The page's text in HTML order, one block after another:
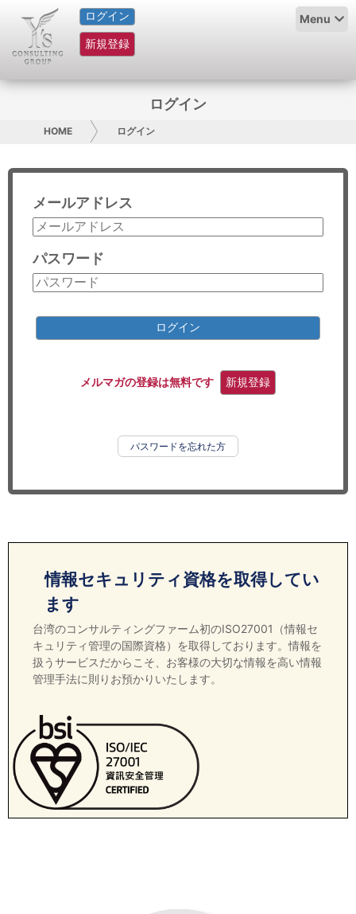
ログイン
新規登録
Menu
HOME
サービス紹介
グループ概要
採用情報
お問い合わせ
コンサルティング
リサーチ
ログイン
HOME ログイン
メールアドレス
パスワード
ログイン
メルマガの登録は無料です 新規登録
パスワードを忘れた方
情報セキュリティ資格を取得してい
ます
台湾のコンサルティングファーム初のISO27001（情報セ
キュリティ管理の国際資格）を取得しております。情報を
扱うサービスだからこそ、お客様の大切な情報を高い情報
管理手法に則りお預かりいたします。